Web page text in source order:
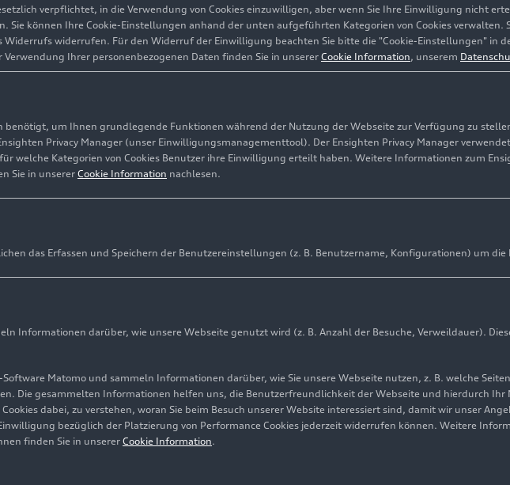
verpflichtet, in die Verwendung von Cookies einzuwilligen, aber wenn Sie Ihre Einwilligung nicht
Sie können Ihre Cookie-Einstellungen anhand der unten aufgeführten Kategorien von Cookies
widerrufen. Für den Widerruf der Einwilligung beachten Sie bitte die "Cookie-Einstellungen" in
Verwendung Ihrer personenbezogenen Daten finden Sie in unserer Cookie Information, unserem
benötigt, um Ihnen grundlegende Funktionen während der Nutzung der Webseite zur Verfügung zu
Privacy Manager (unser Einwilligungsmanagementtool). Der Ensighten Privacy Manager
welche Kategorien von Cookies Benutzer ihre Einwilligung erteilt haben. Weitere Informationen zum
Sie in unserer Cookie Information nachlesen.
das Erfassen und Speichern der Benutzereinstellungen (z. B. Benutzername, Konfigurationen) um
Informationen darüber, wie unsere Webseite genutzt wird (z. B. Anzahl der Besuche, Verweildauer).
Matomo und sammeln Informationen darüber, wie Sie unsere Webseite nutzen, z. B. welche
Die gesammelten Informationen helfen uns, die Benutzerfreundlichkeit der Webseite und hierdurch Ihr
dabei, zu verstehen, woran Sie beim Besuch unserer Website interessiert sind, damit wir unser
bezüglich der Platzierung von Performance Cookies jederzeit widerrufen können. Weitere
finden Sie in unsererCookie Information.